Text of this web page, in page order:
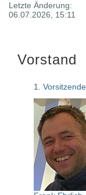
Letzte Änderung:
06.07.2026, 15:11
Vorstand
1.